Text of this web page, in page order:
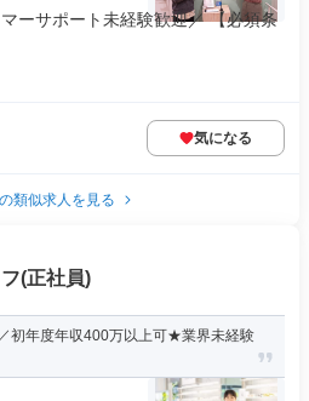
ーサポート未経験歓迎／ 【必須条
気になる
類似求人を見る
(正社員)
初年度年収400万以上可★業界未経験